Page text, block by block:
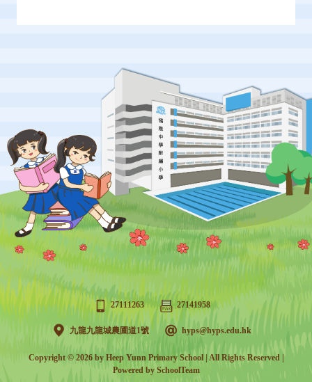
27111263 27141958
九龍九龍城農圃道1號 hyps@hyps.edu.hk
Copyright © 2026 by Heep Yunn Primary School | All Rights Reserved |
Powered by SchoolTeam